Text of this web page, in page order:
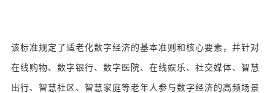
该标准规定了适老化数字经济的基本准则和核心要素，并针对
在线购物、数字银行、数字医院、在线娱乐、社交媒体、智慧
出行、智慧社区、智慧家庭等老年人参与数字经济的高频场景